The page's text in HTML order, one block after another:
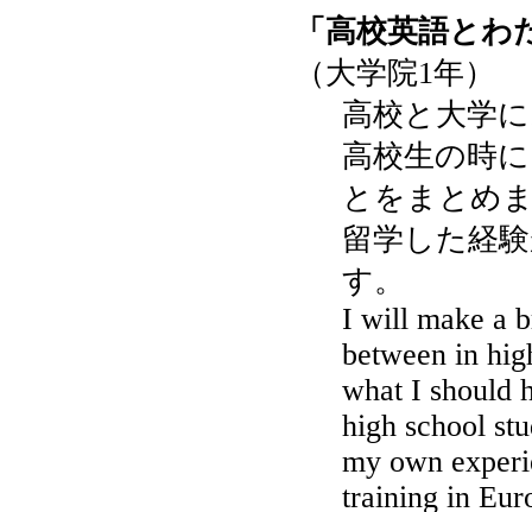
「高校英語と
（大学院1年）
高校と大学
高校生の時
とをまとめ
留学した経
す。
I will make a
between in
what I should
high school
my own
training in